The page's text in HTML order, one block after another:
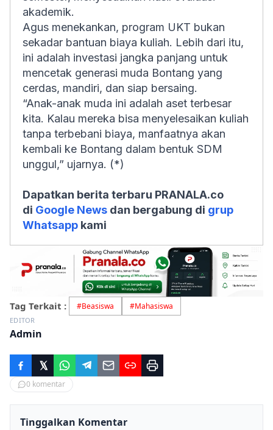
akademik.
Agus menekankan, program UKT bukan
sekadar bantuan biaya kuliah. Lebih dari itu,
ini adalah investasi jangka panjang untuk
mencetak generasi muda Bontang yang
cerdas, mandiri, dan siap bersaing.
“Anak-anak muda ini adalah aset terbesar
kita. Kalau mereka bisa menyelesaikan kuliah
tanpa terbebani biaya, manfaatnya akan
kembali ke Bontang dalam bentuk SDM
unggul,” ujarnya. (*)
Dapatkan berita terbaru PRANALA.co
di Google News dan bergabung di grup
Whatsapp kami
Tag Terkait : #Beasiswa #Mahasiswa
EDITOR
Admin
0 komentar
Tinggalkan Komentar